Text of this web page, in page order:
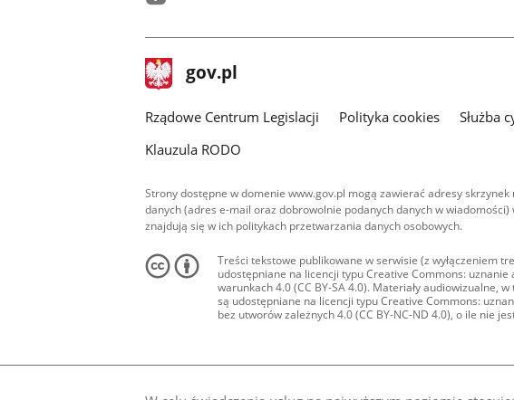
stopka
gov.pl Strona
gov.pl
Rządowe Centrum Legislacji Polityka cookies Służba
Klauzula RODO
Strony dostępne w domenie www.gov.pl mogą zawierać adresy
danych (adres e-mail oraz dobrowolnie podanych danych w
znajdują się w ich politykach przetwarzania danych osobowych.
Treści tekstowe publikowane w serwisie (z wyłączeniem
udostępniane na licencji typu Creative Commons:
warunkach 4.0 (CC BY-SA 4.0). Materiały audiowizualne,
są udostępniane na licencji typu Creative Commons:
bez utworów zależnych 4.0 (CC BY-NC-ND 4.0), o ile nie